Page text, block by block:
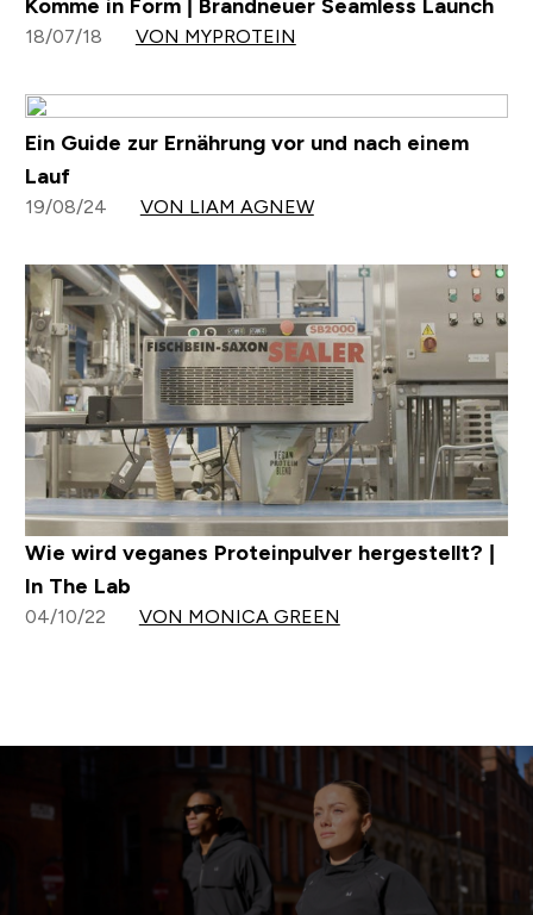
Komme in Form | Brandneuer Seamless Launch
18/07/18 VON MYPROTEIN
Ein Guide zur Ernährung vor und nach einem
Lauf
19/08/24 VON LIAM AGNEW
Wie wird veganes Proteinpulver hergestellt? |
In The Lab
04/10/22 VON MONICA GREEN